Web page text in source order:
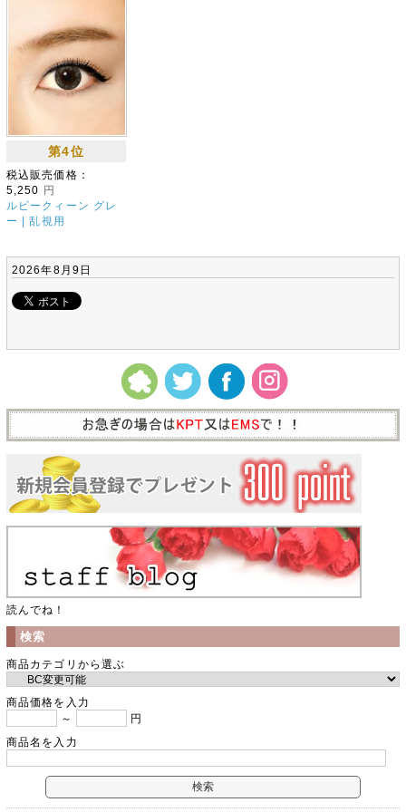
第4位
税込販売価格：
5,250
円
ルビークィーン グレ
ー | 乱視用
2026年8月9日
読んでね！
検索
商品カテゴリから選ぶ
商品価格を入力
～
円
商品名を入力